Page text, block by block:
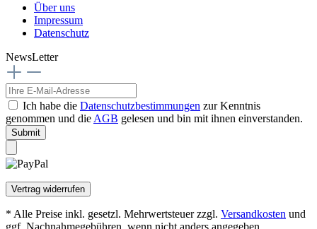
Über uns
Impressum
Datenschutz
NewsLetter
Ich habe die Datenschutzbestimmungen zur Kenntnis
genommen und die AGB gelesen und bin mit ihnen einverstanden.
Submit
Vertrag widerrufen
* Alle Preise inkl. gesetzl. Mehrwertsteuer zzgl. Versandkosten und
ggf. Nachnahmegebühren, wenn nicht anders angegeben.